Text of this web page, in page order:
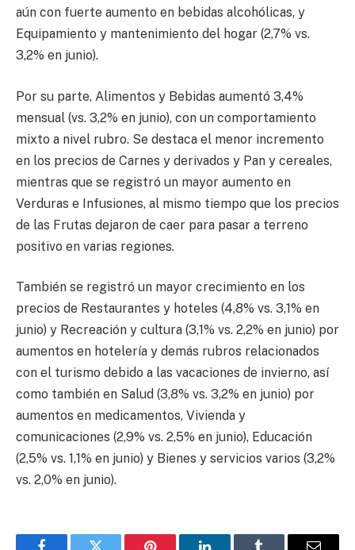
aún con fuerte aumento en bebidas alcohólicas, y
Equipamiento y mantenimiento del hogar (2,7% vs.
3,2% en junio).
Por su parte, Alimentos y Bebidas aumentó 3,4%
mensual (vs. 3,2% en junio), con un comportamiento
mixto a nivel rubro. Se destaca el menor incremento
en los precios de Carnes y derivados y Pan y cereales,
mientras que se registró un mayor aumento en
Verduras e Infusiones, al mismo tiempo que los precios
de las Frutas dejaron de caer para pasar a terreno
positivo en varias regiones.
También se registró un mayor crecimiento en los
precios de Restaurantes y hoteles (4,8% vs. 3,1% en
junio) y Recreación y cultura (3,1% vs. 2,2% en junio) por
aumentos en hotelería y demás rubros relacionados
con el turismo debido a las vacaciones de invierno, así
como también en Salud (3,8% vs. 3,2% en junio) por
aumentos en medicamentos, Vivienda y
comunicaciones (2,9% vs. 2,5% en junio), Educación
(2,5% vs. 1,1% en junio) y Bienes y servicios varios (3,2%
vs. 2,0% en junio).